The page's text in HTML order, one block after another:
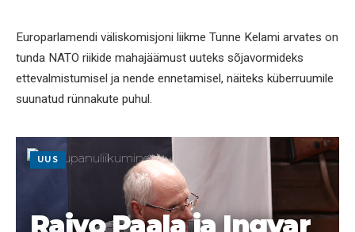
Europarlamendi väliskomisjoni liikme Tunne Kelami arvates on
tunda NATO riikide mahajäämust uuteks sõjavormideks
ettevalmistumisel ja nende ennetamisel, näiteks küberruumile
suunatud rünnakute puhul.
UUS
Raivo Paala ja Ingvar